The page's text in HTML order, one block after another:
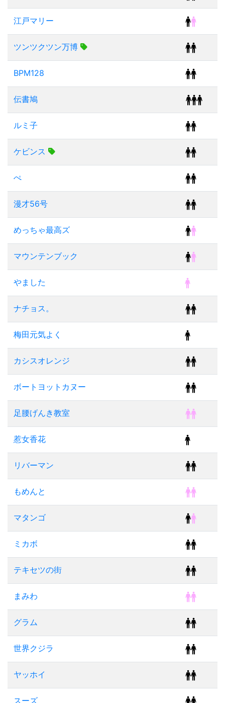
江戸マリー
ツンツクツン万博
BPM128
伝書鳩
ルミ子
ケビンス
ぺ
漫才56号
めっちゃ最高ズ
マウンテンブック
やました
ナチョス。
梅田元気よく
カシスオレンジ
ボートヨットカヌー
足腰げんき教室
惹女香花
リバーマン
もめんと
マタンゴ
ミカボ
テキセツの街
まみわ
グラム
世界クジラ
ヤッホイ
スーズ